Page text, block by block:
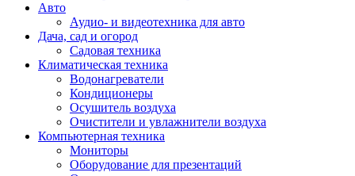
Авто
Аудио- и видеотехника для авто
Дача, сад и огород
Садовая техника
Климатическая техника
Водонагреватели
Кондиционеры
Осушитель воздуха
Очистители и увлажнители воздуха
Компьютерная техника
Мониторы
Оборудование для презентаций